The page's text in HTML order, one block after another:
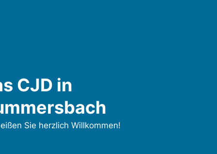
CJD in
Sie herzlich Willkommen!